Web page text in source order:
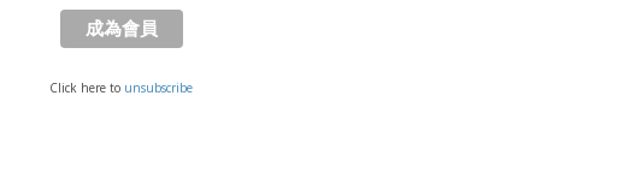
Click here to unsubscribe